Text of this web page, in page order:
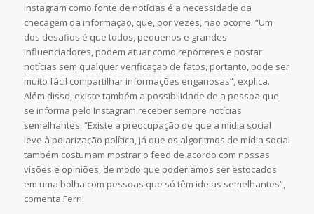
Instagram como fonte de notícias é a necessidade da
checagem da informação, que, por vezes, não ocorre. “Um
dos desafios é que todos, pequenos e grandes
influenciadores, podem atuar como repórteres e postar
notícias sem qualquer verificação de fatos, portanto, pode ser
muito fácil compartilhar informações enganosas”, explica.
Além disso, existe também a possibilidade de a pessoa que
se informa pelo Instagram receber sempre notícias
semelhantes. “Existe a preocupação de que a mídia social
leve à polarização política, já que os algoritmos de mídia social
também costumam mostrar o feed de acordo com nossas
visões e opiniões, de modo que poderíamos ser estocados
em uma bolha com pessoas que só têm ideias semelhantes”,
comenta Ferri.